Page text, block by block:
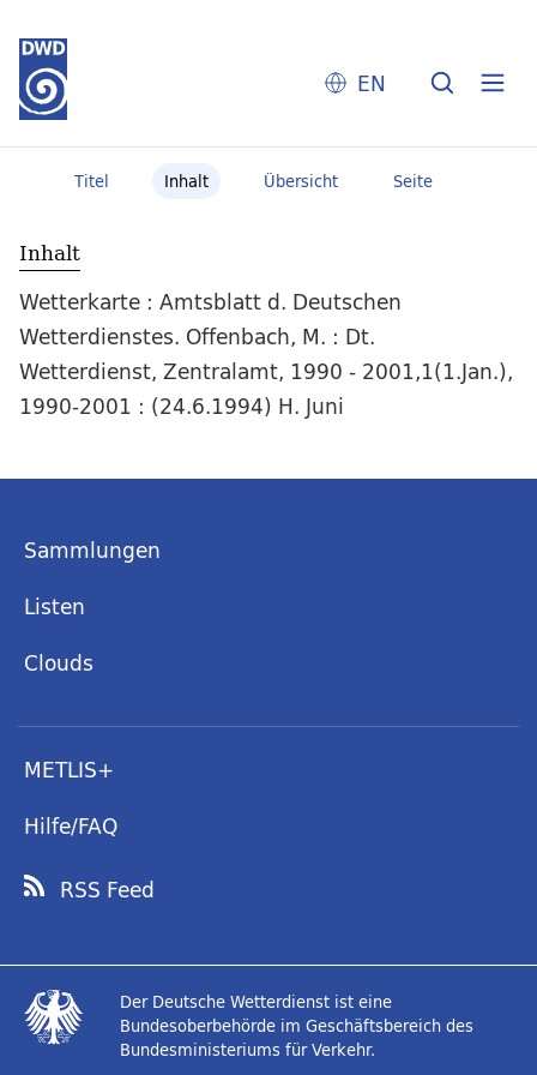
EN
Titel Inhalt Übersicht Seite
Inhalt
Wetterkarte : Amtsblatt d. Deutschen
Wetterdienstes. Offenbach, M. : Dt.
Wetterdienst, Zentralamt, 1990 - 2001,1(1.Jan.),
1990-2001 : (24.6.1994) H. Juni
Sammlungen
Listen
Clouds
METLIS+
Hilfe/FAQ
RSS Feed
Der Deutsche Wetterdienst ist eine
Bundesoberbehörde im Geschäftsbereich des
Bundesministeriums für Verkehr.